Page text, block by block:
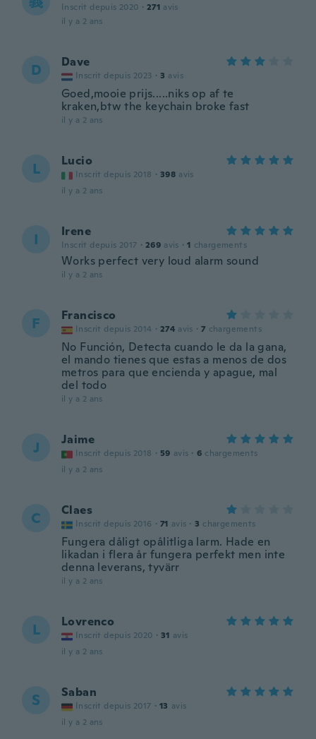
Inscrit depuis 2020 · 271 avis
il y a 2 ans
D Dave
Inscrit depuis 2023 · 3 avis
Goed,mooie prijs.....niks op af te
kraken,btw the keychain broke fast
il y a 2 ans
L Lucio
Inscrit depuis 2018 · 398 avis
il y a 2 ans
I Irene
Inscrit depuis 2017 · 269 avis · 1 chargements
Works perfect very loud alarm sound
il y a 2 ans
F Francisco
Inscrit depuis 2014 · 274 avis · 7 chargements
No Función, Detecta cuando le da la gana,
el mando tienes que estas a menos de dos
metros para que encienda y apague, mal
del todo
il y a 2 ans
J Jaime
Inscrit depuis 2018 · 59 avis · 6 chargements
il y a 2 ans
C Claes
Inscrit depuis 2016 · 71 avis · 3 chargements
Fungera dåligt opålitliga larm. Hade en
likadan i flera år fungera perfekt men inte
denna leverans, tyvärr
il y a 2 ans
L Lovrenco
Inscrit depuis 2020 · 31 avis
il y a 2 ans
S Saban
Inscrit depuis 2017 · 13 avis
il y a 2 ans